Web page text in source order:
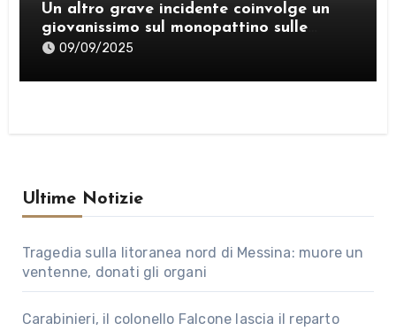
Un altro grave incidente coinvolge un
giovanissimo sul monopattino sulle
strade di Messina
09/09/2025
Ultime Notizie
Tragedia sulla litoranea nord di Messina: muore un
ventenne, donati gli organi
Carabinieri, il colonello Falcone lascia il reparto